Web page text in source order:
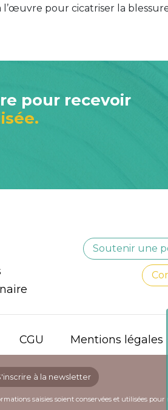
pour cicatriser la
pour recevoir
Soutenir une
CGU Mentions légales
à la newsletter
saisies soient conservées et utilisées pour